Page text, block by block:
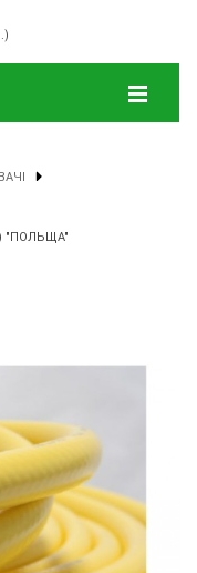
"ПОЛЬЩА"